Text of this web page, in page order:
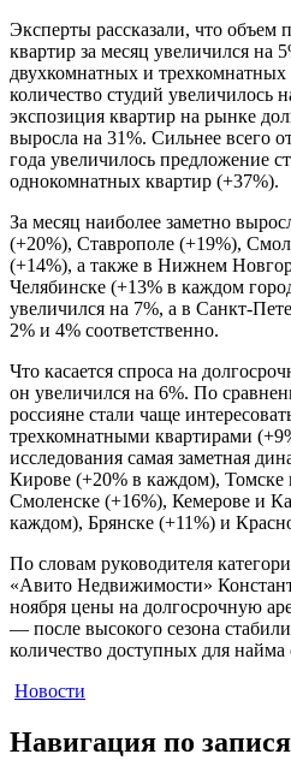
Эксперты рассказали, что объем
квартир за месяц увеличился на
двухкомнатных и
количество студий увеличилось
экспозиция квартир на рынке
выросла на 31%. Сильнее всего
года увеличилось предложение
однокомнатных квартир (+37%).
За месяц наиболее заметно
(+20%), Ставрополе (+19%),
(+14%), а также в Нижнем
Челябинске (+13% в каждом
увеличился на 7%, а в Санкт-
2% и 4% соответственно.
Что касается спроса на
он увеличился на 6%. По
россияне стали чаще
трехкомнатными квартирами
исследования самая заметная
Кирове (+20% в каждом),
Смоленске (+16%), Кемерове и
каждом), Брянске (+11%) и
По словам руководителя
«Авито Недвижимости»
ноября цены на долгосрочную
— после высокого сезона
количество доступных для найма
Новости
Навигация по